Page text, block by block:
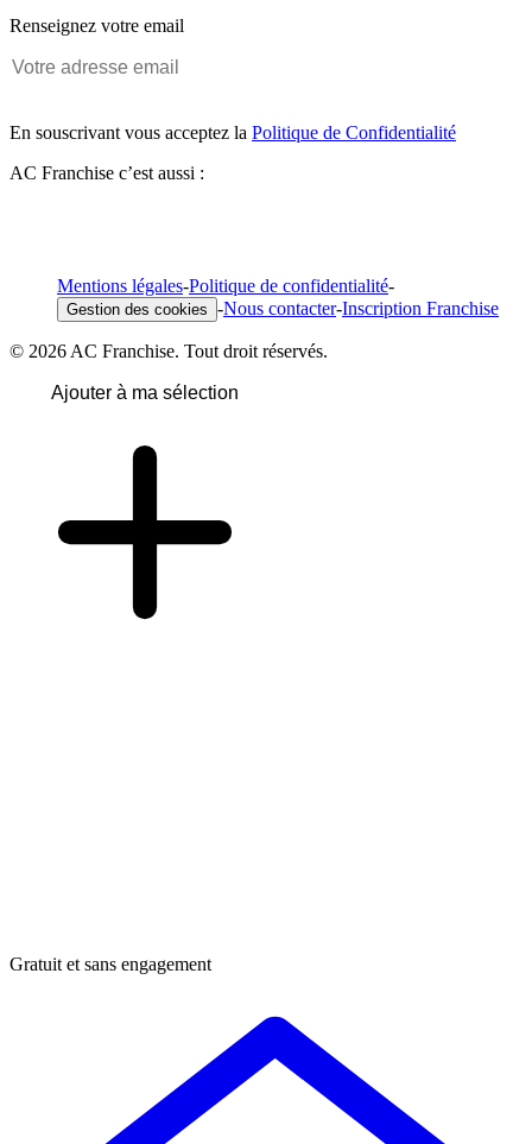
Renseignez votre email
En souscrivant vous acceptez la Politique de Confidentialité
AC Franchise c’est aussi :
Mentions légales-Politique de confidentialité-
Gestion des cookies -Nous contacter-Inscription Franchise
© 2026 AC Franchise. Tout droit réservés.
Ajouter à ma sélection
Gratuit et sans engagement